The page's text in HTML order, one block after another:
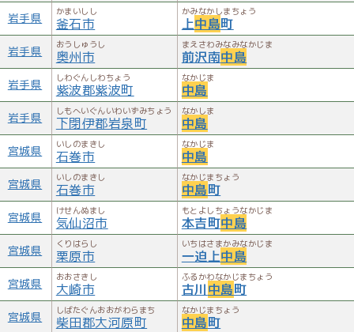
岩手県 かまいしし
釜石市
かみなかしまちょう
上中島町
岩手県 おうしゅうし
奥州市
まえさわみなみなかじま
前沢南中島
岩手県 しわぐんしわちょう
紫波郡紫波町
なかじま
中島
岩手県 しもへいぐんいわいずみちょう
下閉伊郡岩泉町
なかしま
中島
宮城県 いしのまきし
石巻市
なかじま
中島
宮城県 いしのまきし
石巻市
なかじまちょう
中島町
宮城県 けせんぬまし
気仙沼市
もとよしちょうなかじま
本吉町中島
宮城県 くりはらし
栗原市
いちはさまかみなかじま
一迫上中島
宮城県 おおさきし
大崎市
ふるかわなかじまちょう
古川中島町
宮城県 しばたぐんおおがわらまち
柴田郡大河原町
なかじまちょう
中島町